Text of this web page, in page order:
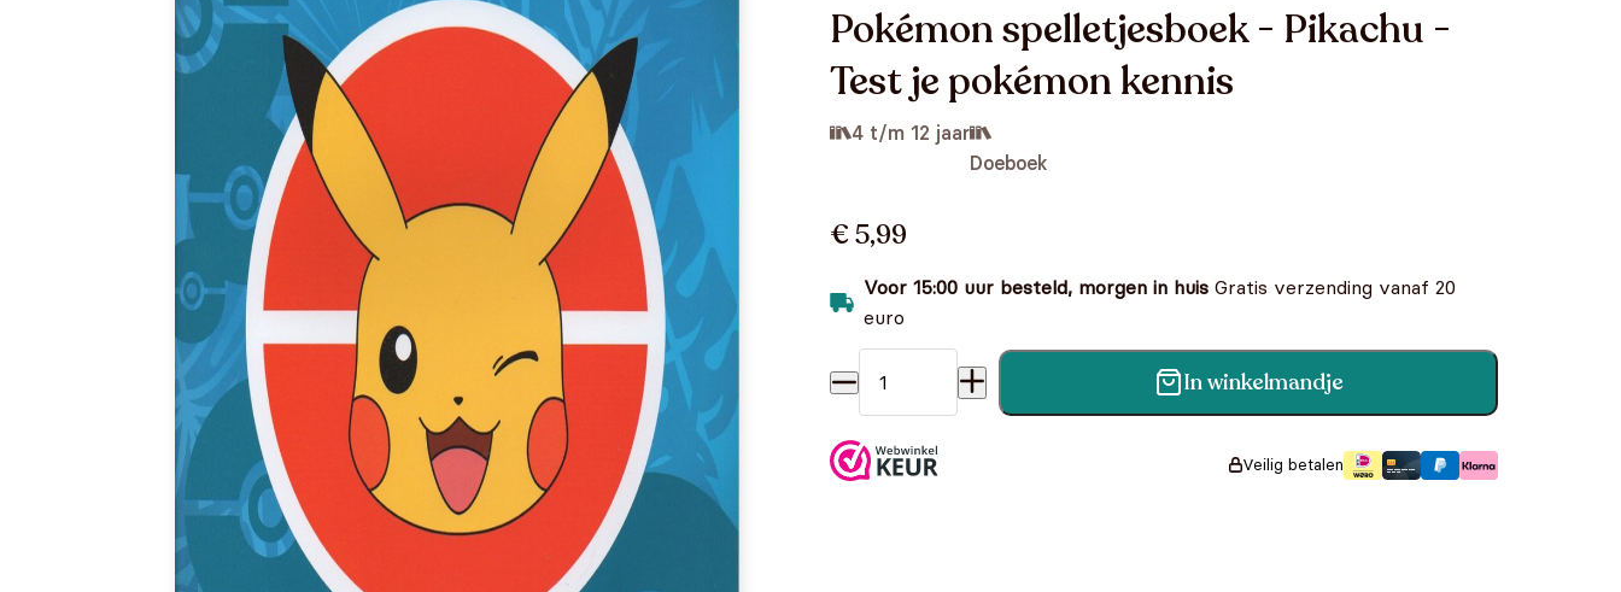
Pokémon spelletjesboek - Pikachu -
Test je pokémon kennis
4 t/m 12 jaar
Doeboek
€ 5,99
Voor 15:00 uur besteld, morgen in huis Gratis verzending vanaf 20
euro
Pokémon spelletjesboek - Pikachu - Test je pokémon kennis aantal
In winkelmandje
Veilig betalen